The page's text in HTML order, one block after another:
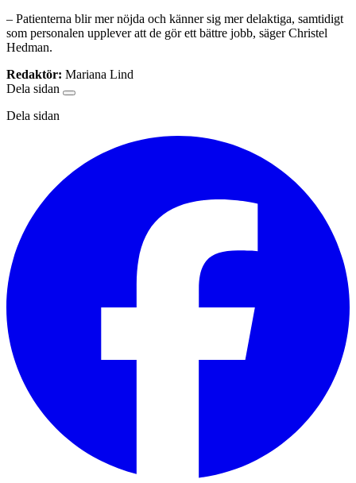
– Patienterna blir mer nöjda och känner sig mer delaktiga, samtidigt
som personalen upplever att de gör ett bättre jobb, säger Christel
Hedman.
Redaktör: Mariana Lind
Dela sidan
Dela sidan